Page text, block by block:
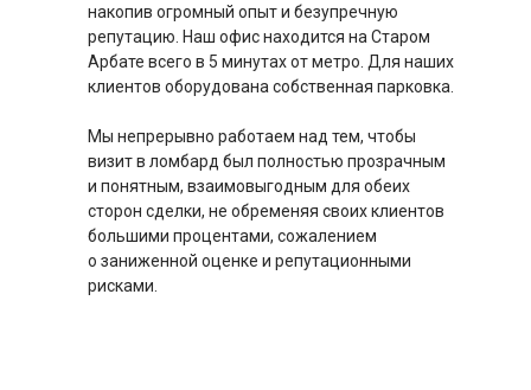
накопив огромный опыт и безупречную
репутацию. Наш офис находится на Старом
Арбате всего в 5 минутах от метро. Для наших
клиентов оборудована собственная парковка.
Мы непрерывно работаем над тем, чтобы
визит в ломбард был полностью прозрачным
и понятным, взаимовыгодным для обеих
сторон сделки, не обременяя своих клиентов
большими процентами, сожалением
о заниженной оценке и репутационными
рисками.